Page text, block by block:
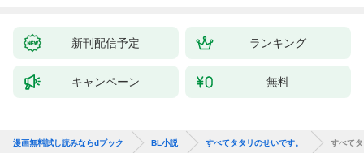
新刊配信予定 ランキング
キャンペーン 無料
漫画無料試し読みならdブック BL小説 すべてタタリのせいです。 すべて